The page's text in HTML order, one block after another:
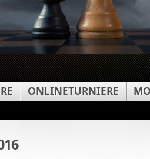
ONLINETURNIERE